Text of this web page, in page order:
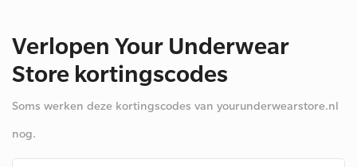
Verlopen Your Underwear
Store kortingscodes
Soms werken deze kortingscodes van yourunderwearstore.nl
nog.